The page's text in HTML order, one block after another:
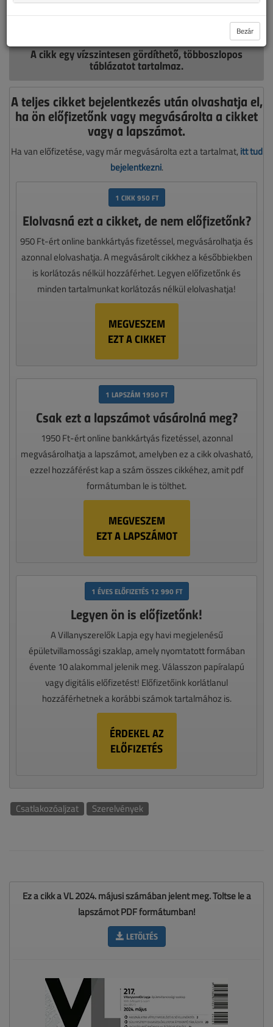
A cikk egy vízszintesen gördíthető, többoszlopos
táblázatot tartalmaz.
A teljes cikket bejelentkezés után olvashatja el,
ha ön előfizetőnk vagy megvásárolta a cikket
vagy a lapszámot.
Ha van előfizetése, vagy már megvásárolta ezt a tartalmat, itt tud
bejelentkezni.
1 CIKK 950 FT
Elolvasná ezt a cikket, de nem előfizetőnk?
950 Ft-ért online bankkártyás fizetéssel, megvásárolhatja és
azonnal elolvashatja. A megvásárolt cikkhez a későbbiekben
is korlátozás nélkül hozzáférhet. Legyen előfizetőnk és
minden tartalmunkat korlátozás nélkül elolvashatja!
MEGVESZEM
EZT A CIKKET
1 LAPSZÁM 1950 FT
Csak ezt a lapszámot vásárolná meg?
1950 Ft-ért online bankkártyás fizetéssel, azonnal
megvásárolhatja a lapszámot, amelyben ez a cikk olvasható,
ezzel hozzáférést kap a szám összes cikkéhez, amit pdf
formátumban le is tölthet.
MEGVESZEM
EZT A LAPSZÁMOT
1 ÉVES ELŐFIZETÉS 12 990 FT
Legyen ön is előfizetőnk!
A Villanyszerelők Lapja egy havi megjelenésű
épületvillamossági szaklap, amely nyomtatott formában
évente 10 alakommal jelenik meg. Válasszon papíralapú
vagy digitális előfizetést! Előfizetőink korlátlanul
hozzáférhetnek a korábbi számok tartalmához is.
ÉRDEKEL AZ
ELŐFIZETÉS
Csatlakozóaljzat Szerelvények
Ez a cikk a VL 2024. májusi számában jelent meg. Töltse le a
lapszámot PDF formátumban!
LETÖLTÉS
Bezár